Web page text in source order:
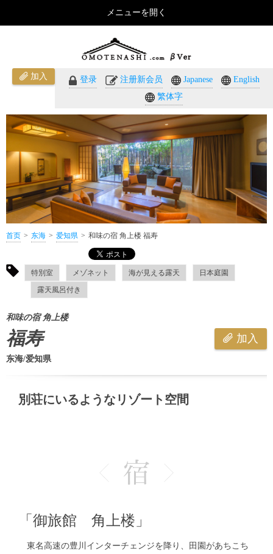
加入 登录 注册新会员 Japanese
English
繁体字
首页 东海 爱知県 和味の宿 角上楼 福寿
特別室 メゾネット 海が見える露天
日本庭園
露天風呂付き
和味の宿 角上楼
福寿 加入
东海/爱知県
別荘にいるようなリゾート空間
「御旅館 角上楼」
東名高速の豊川インターチェンジを降り、田園があちこち
メニューを開く